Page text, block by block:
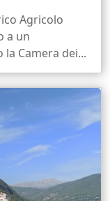
Agricolo
a un
Camera dei...